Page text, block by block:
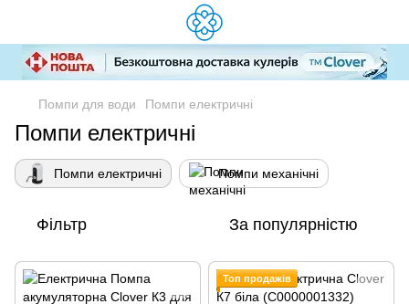
Помпи для води Помпи електричні
Помпи електричні
Помпи електричні Помпи механічні
Фільтр За популярністю
Топ продажів